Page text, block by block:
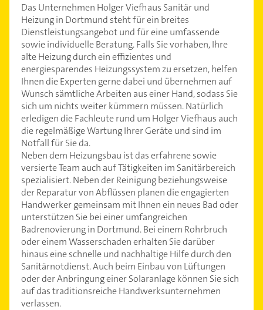
Das Unternehmen Holger Viefhaus Sanitär und
Heizung in Dortmund steht für ein breites
Dienstleistungsangebot und für eine umfassende
sowie individuelle Beratung. Falls Sie vorhaben, Ihre
alte Heizung durch ein effizientes und
energiesparendes Heizungssystem zu ersetzen, helfen
Ihnen die Experten gerne dabei und übernehmen auf
Wunsch sämtliche Arbeiten aus einer Hand, sodass Sie
sich um nichts weiter kümmern müssen. Natürlich
erledigen die Fachleute rund um Holger Viefhaus auch
die regelmäßige Wartung Ihrer Geräte und sind im
Notfall für Sie da.
Neben dem Heizungsbau ist das erfahrene sowie
versierte Team auch auf Tätigkeiten im Sanitärbereich
spezialisiert. Neben der Reinigung beziehungsweise
der Reparatur von Abflüssen planen die engagierten
Handwerker gemeinsam mit Ihnen ein neues Bad oder
unterstützen Sie bei einer umfangreichen
Badrenovierung in Dortmund. Bei einem Rohrbruch
oder einem Wasserschaden erhalten Sie darüber
hinaus eine schnelle und nachhaltige Hilfe durch den
Sanitärnotdienst. Auch beim Einbau von Lüftungen
oder der Anbringung einer Solaranlage können Sie sich
auf das traditionsreiche Handwerksunternehmen
verlassen.